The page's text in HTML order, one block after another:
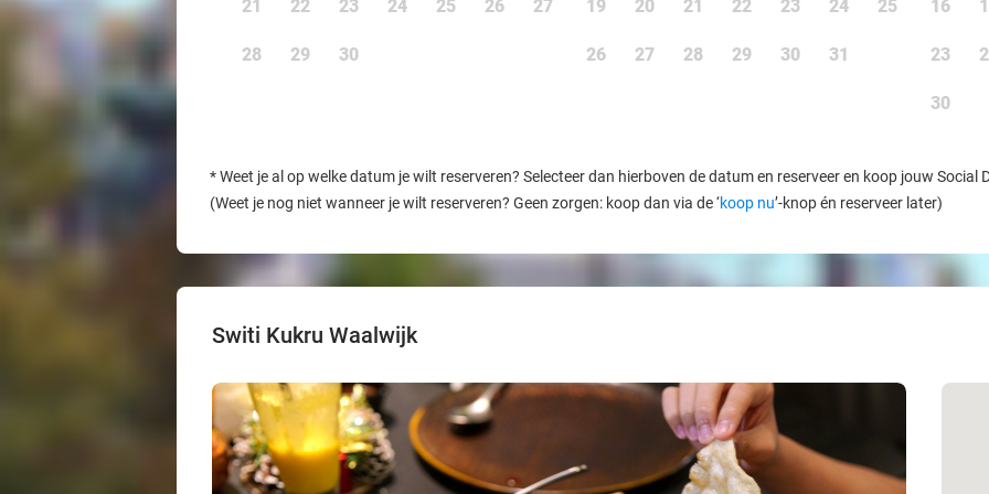
21 22 23 24 25 26 27
28 29 30
19 20 21 22 23 24 25
26 27 28 29 30 31
16
23
30
*Weet je al op welke datum je wilt reserveren? Selecteer dan hierboven de datum en reserveer en koop jouw Social
(Weet je nog niet wanneer je wilt reserveren? Geen zorgen: koop dan via de ‘koop nu’-knop én reserveer later)
Switi Kukru Waalwijk